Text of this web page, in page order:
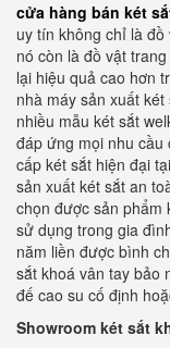
cửa hàng bán két
uy tín không chỉ là
nó còn là đồ vật
lại hiệu quả cao hơn
nhà máy sản xuất
nhiều mẫu két sắt
đáp ứng mọi nhu cầu
cấp két sắt hiện đại
sản xuất két sắt an
chọn được sản phẩm
sử dụng trong gia
năm liền được bình
sắt khoá vân tay bảo
đế cao su cố định
Showroom két sắt